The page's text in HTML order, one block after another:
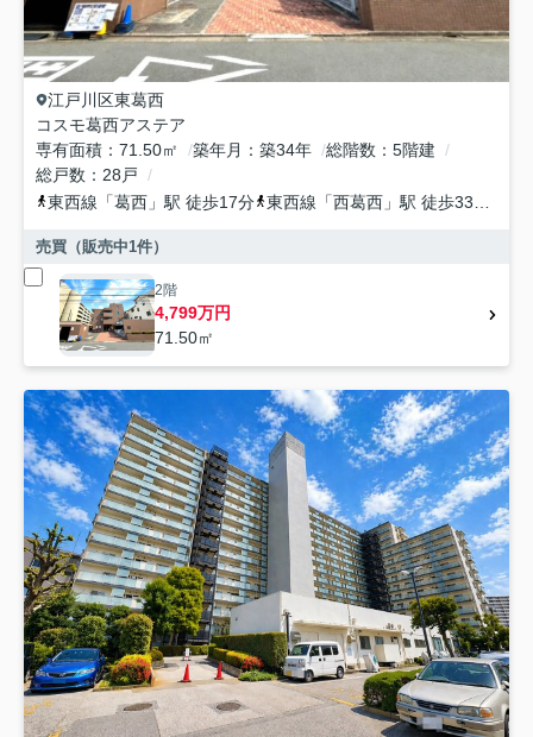
江戸川区東葛西
コスモ葛西アステア
専有面積
71.50㎡ 築年月 築34年 総階数
5階建
総戸数
28戸
東西線 「葛西 」駅 徒歩17分 東西線 「西葛西 」駅 徒歩33分
売買（販売中1件）
2階
4,799万円
71.50㎡